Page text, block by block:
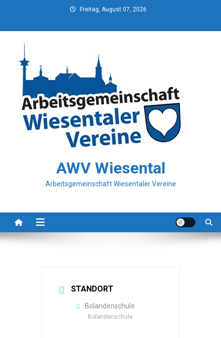
content
Freitag, August 07, 2026
AWV Wiesental
Arbeitsgemeinschaft Wiesentaler Vereine
STANDORT
Bolandenschule
Bolandenschule